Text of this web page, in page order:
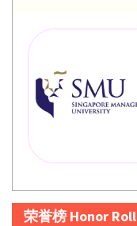
荣誉榜 Honor Roll